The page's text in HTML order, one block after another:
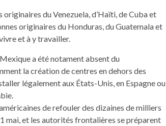
du Venezuela, d’Haïti, de Cuba et
originaires du Honduras, du Guatemala et
et à y travailler.
a été notament absent du
la création de centres en dehors des
légalement aux États-Unis, en Espagne ou
de refouler des dizaines de milliers
mai, et les autorités frontalières se préparent